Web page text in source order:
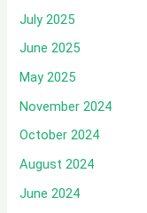
July 2025
June 2025
May 2025
November 2024
October 2024
August 2024
June 2024